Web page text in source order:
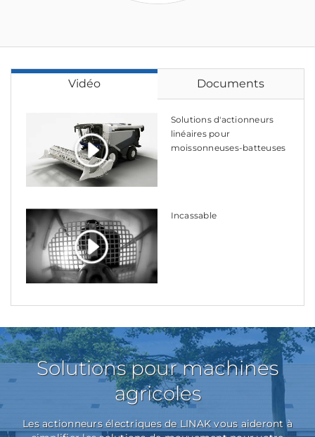
Vidéo Documents
Solutions d'actionneurs
linéaires pour
moissonneuses-batteuses
Incassable
Solutions pour machines
agricoles
Les actionneurs électriques de LINAK vous aideront à